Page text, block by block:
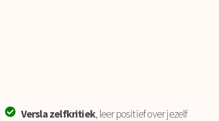
Versla zelfkritiek, leer positief over jezelf